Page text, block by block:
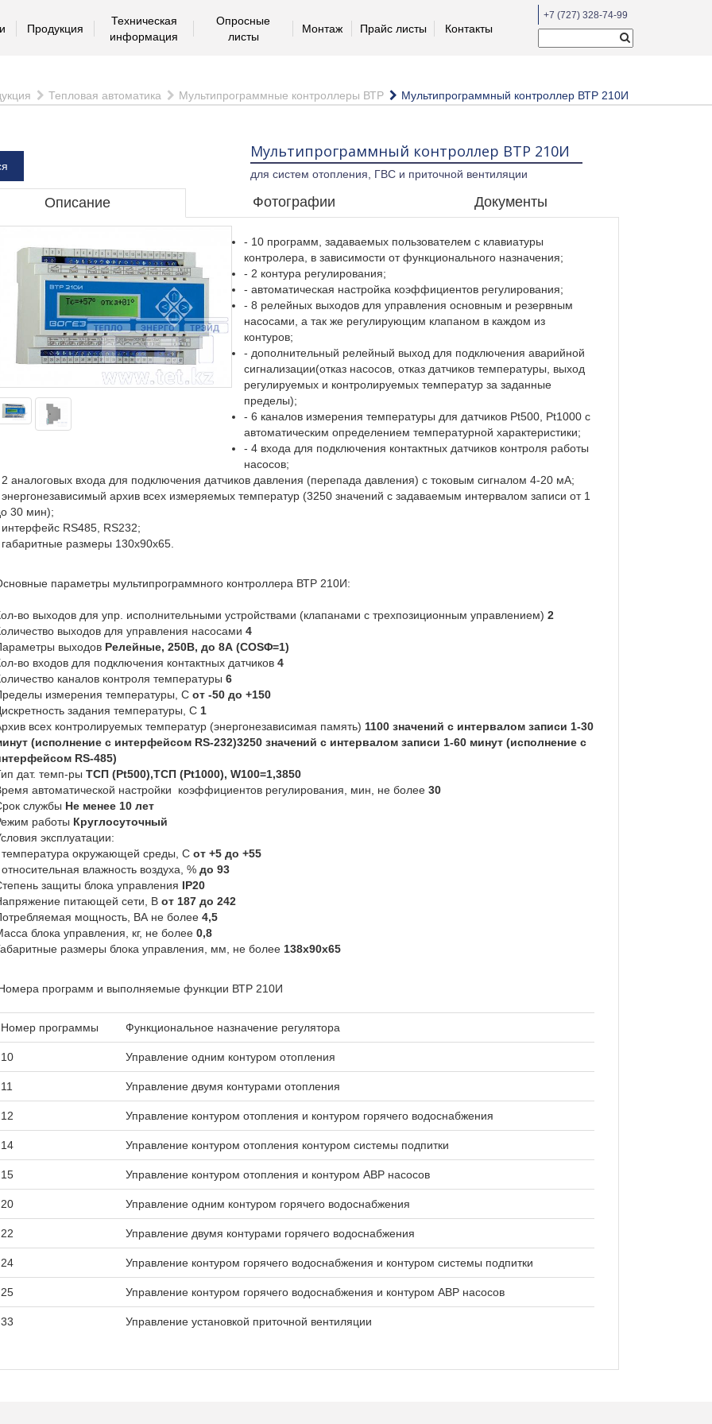
Продукция
Техническая
информация
Опросные
листы
Монтаж Прайс листы Контакты
+7 (727) 328-74-99
Тепловая автоматика Мультипрограммные контроллеры ВТР Мультипрограммный контроллер ВТР 210И
Мультипрограммный контроллер ВТР 210И
для систем отопления, ГВС и приточной вентиляции
Описание Фотографии Документы
- 10 программ, задаваемых пользователем с клавиатуры
контролера, в зависимости от функционального назначения;
- 2 контура регулирования;
- автоматическая настройка коэффициентов регулирования;
- 8 релейных выходов для управления основным и резервным
насосами, а так же регулирующим клапаном в каждом из
контуров;
- дополнительный релейный выход для подключения аварийной
сигнализации(отказ насосов, отказ датчиков температуры, выход
регулируемых и контролируемых температур за заданные
пределы);
- 6 каналов измерения температуры для датчиков Pt500, Pt1000 с
автоматическим определением температурной характеристики;
- 4 входа для подключения контактных датчиков контроля работы
насосов;
аналоговых входа для подключения датчиков давления (перепада давления) с токовым сигналом 4-20 мА;
архив всех измеряемых температур (3250 значений с задаваемым интервалом записи от 1
30 мин);
RS485, RS232;
размеры 130х90х65.
параметры мультипрограммного контроллера ВТР 210И:
во выходов для упр. исполнительными устройствами (клапанами с трехпозиционным управлением) 2
выходов для управления насосами 4
выходов Релейные, 250В, до 8А (COSΦ=1)
во входов для подключения контактных датчиков 4
каналов контроля температуры 6
измерения температуры, C от -50 до +150
задания температуры, С 1
всех контролируемых температур (энергонезависимая память) 1100 значений с интервалом записи 1-30
(исполнение с интерфейсом RS-232)3250 значений с интервалом записи 1-60 минут (исполнение с
RS-485)
дат. темп-ры ТСП (Pt500),ТСП (Pt1000), W100=1,3850
автоматической настройки коэффициентов регулирования, мин, не более 30
службы Не менее 10 лет
работы Круглосуточный
эксплуатации:
окружающей среды, С от +5 до +55
влажность воздуха, % до 93
защиты блока управления IP20
питающей сети, В от 187 до 242
мощность, ВА не более 4,5
блока управления, кг, не более 0,8
размеры блока управления, мм, не более 138х90х65
программ и выполняемые функции ВТР 210И
Номер программы Функциональное назначение регулятора
10 Управление одним контуром отопления
11 Управление двумя контурами отопления
12 Управление контуром отопления и контуром горячего водоснабжения
14 Управление контуром отопления контуром системы подпитки
15 Управление контуром отопления и контуром АВР насосов
20 Управление одним контуром горячего водоснабжения
22 Управление двумя контурами горячего водоснабжения
24 Управление контуром горячего водоснабжения и контуром системы подпитки
25 Управление контуром горячего водоснабжения и контуром АВР насосов
33 Управление установкой приточной вентиляции